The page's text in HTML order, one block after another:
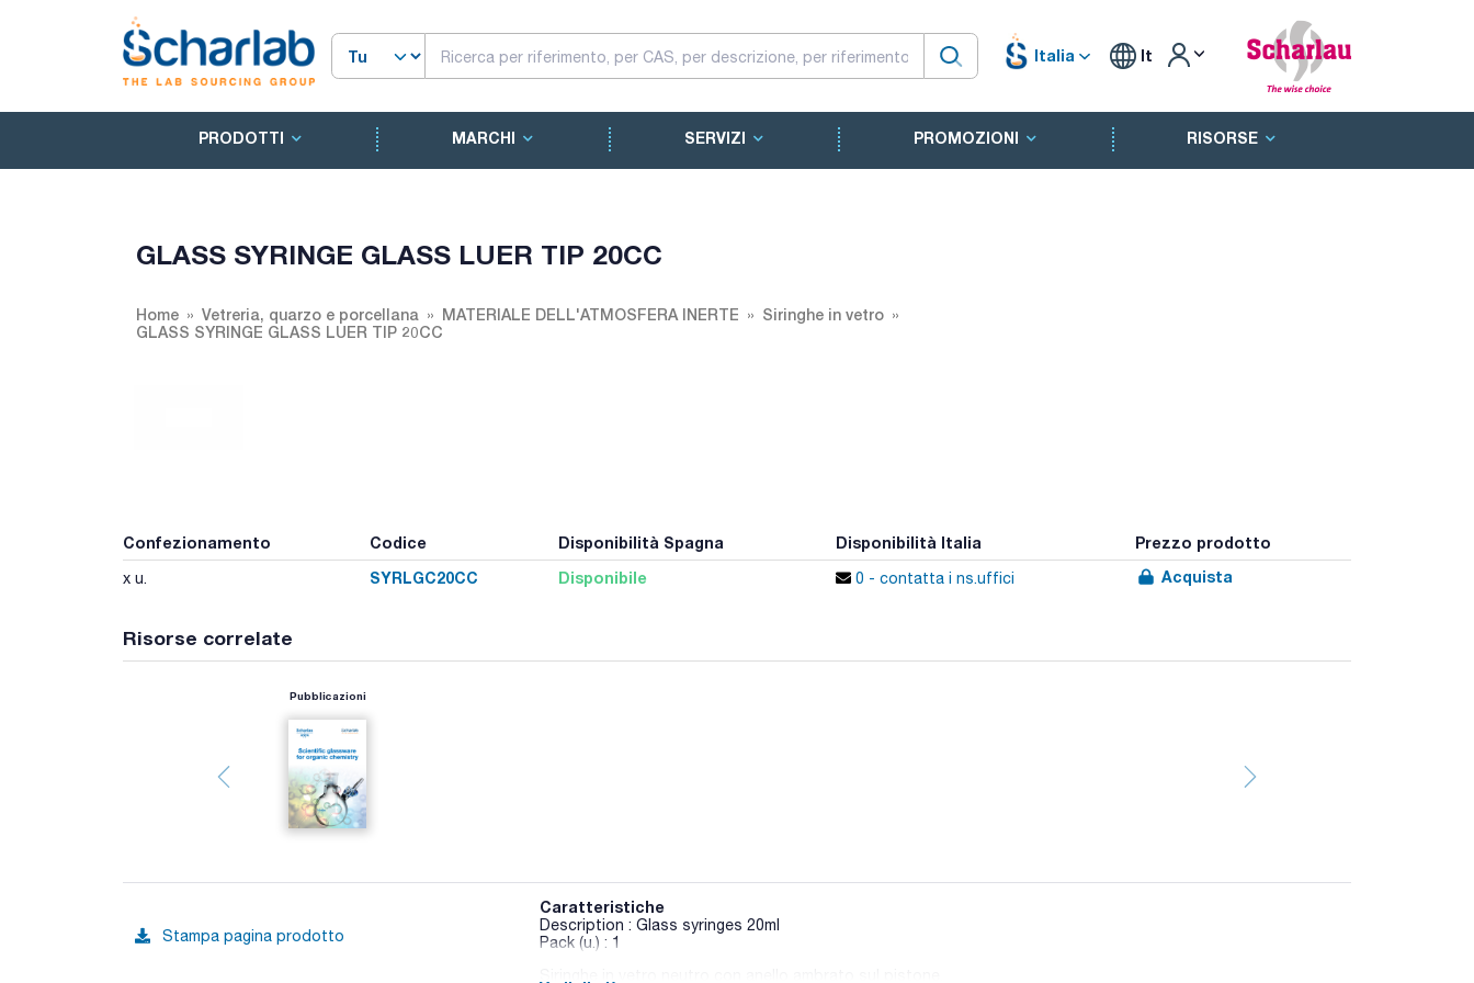
Italia It
PRODOTTI MARCHI SERVIZI PROMOZIONI RISORSE
GLASS SYRINGE GLASS LUER TIP 20CC
Home Vetreria, quarzo e porcellana MATERIALE DELL'ATMOSFERA INERTE
Siringhe in vetro
GLASS SYRINGE GLASS LUER TIP 20CC
Confezionamento Codice Disponibilità Spagna Disponibilità Italia Prezzo prodotto
x u. SYRLGC20CC Disponibile 0 - contatta i ns.uffici Acquista
Risorse correlate
Pubblicazioni
Stampa pagina prodotto
Caratteristiche
Description : Glass syringes 20ml
Pack (u.) : 1